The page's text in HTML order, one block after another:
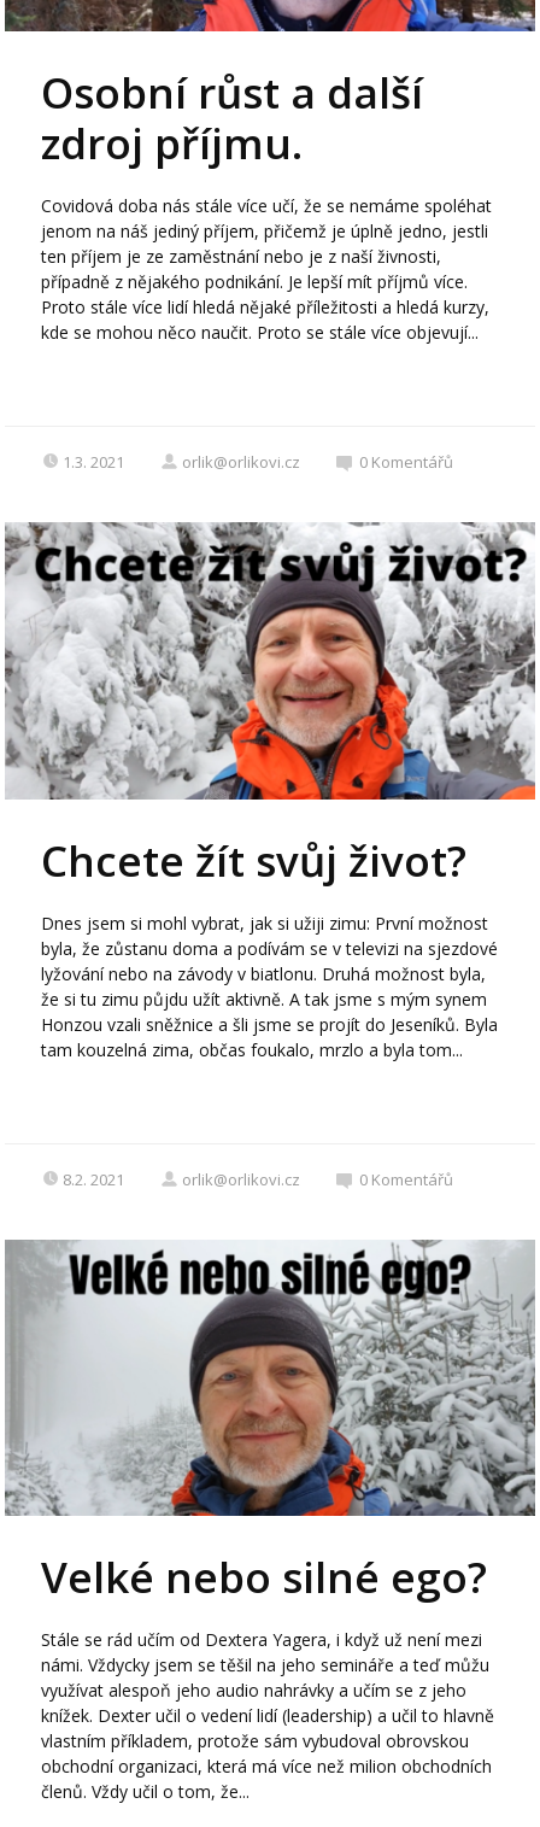
Osobní růst a další
zdroj příjmu.
Covidová doba nás stále více učí, že se nemáme spoléhat
jenom na náš jediný příjem, přičemž je úplně jedno, jestli
ten příjem je ze zaměstnání nebo je z naší živnosti,
případně z nějakého podnikání. Je lepší mít příjmů více.
Proto stále více lidí hledá nějaké příležitosti a hledá kurzy,
kde se mohou něco naučit. Proto se stále více objevují...
1.3. 2021 orlik@orlikovi.cz 0 Komentářů
Chcete žít svůj život?
Dnes jsem si mohl vybrat, jak si užiji zimu: První možnost
byla, že zůstanu doma a podívám se v televizi na sjezdové
lyžování nebo na závody v biatlonu. Druhá možnost byla,
že si tu zimu půjdu užít aktivně. A tak jsme s mým synem
Honzou vzali sněžnice a šli jsme se projít do Jeseníků. Byla
tam kouzelná zima, občas foukalo, mrzlo a byla tom...
8.2. 2021 orlik@orlikovi.cz 0 Komentářů
Velké nebo silné ego?
Stále se rád učím od Dextera Yagera, i když už není mezi
námi. Vždycky jsem se těšil na jeho semináře a teď můžu
využívat alespoň jeho audio nahrávky a učím se z jeho
knížek. Dexter učil o vedení lidí (leadership) a učil to hlavně
vlastním příkladem, protože sám vybudoval obrovskou
obchodní organizaci, která má více než milion obchodních
členů. Vždy učil o tom, že...